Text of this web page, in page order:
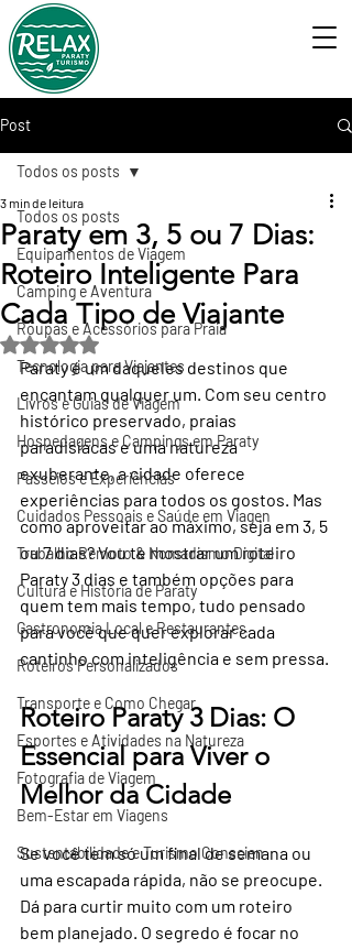
Post
Todos os posts
Equipamentos de Viagem
Camping e Aventura
Roupas e Acessórios para Praia
Tecnologia para Viajantes
Livros e Guias de Viagem
Hospedagens e Campings em Paraty
Passeios e Experiências
Cuidados Pessoais e Saúde em Viagen
Trabalho Remoto & Nomadismo Digital
Cultura e História de Paraty
Gastronomia Local e Restaurantes
Roteiros Personalizados
Transporte e Como Chegar
Esportes e Atividades na Natureza
Fotografia de Viagem
Bem-Estar em Viagens
Sustentabilidade e Turismo Conscien
Todos os posts
Paraty em 3, 5 ou 7 Dias:
Roteiro Inteligente Para
Cada Tipo de Viajante
3 min de leitura
Avaliado com NaN de 5 estrelas.
Paraty é um daqueles destinos que
encantam qualquer um. Com seu centro
histórico preservado, praias
paradisíacas e uma natureza
exuberante, a cidade oferece
experiências para todos os gostos. Mas
como aproveitar ao máximo, seja em 3, 5
ou 7 dias? Vou te mostrar um roteiro
Paraty 3 dias e também opções para
quem tem mais tempo, tudo pensado
para você que quer explorar cada
cantinho com inteligência e sem pressa.
Roteiro Paraty 3 Dias: O
Essencial para Viver o
Melhor da Cidade
Se você tem só um final de semana ou
uma escapada rápida, não se preocupe.
Dá para curtir muito com um roteiro
bem planejado. O segredo é focar no